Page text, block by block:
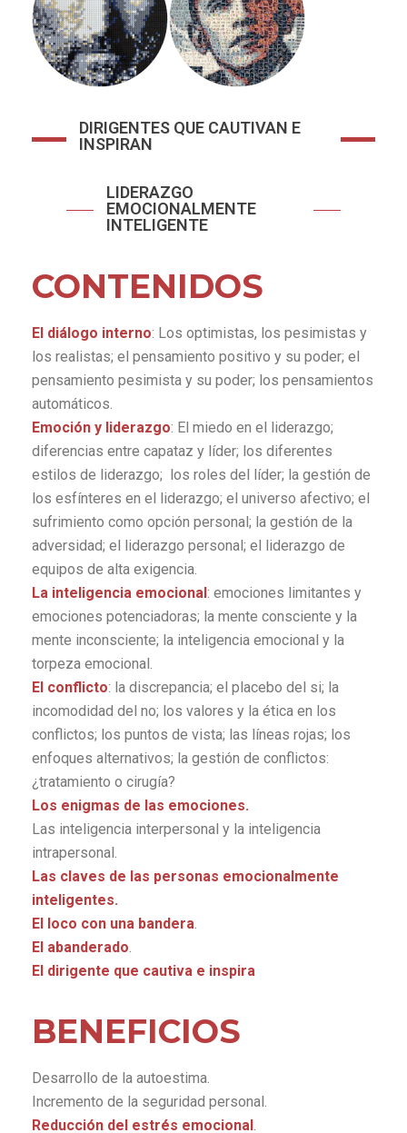
DIRIGENTES QUE CAUTIVAN E
INSPIRAN
LIDERAZGO
EMOCIONALMENTE
INTELIGENTE
CONTENIDOS
El diálogo interno: Los optimistas, los pesimistas y
los realistas; el pensamiento positivo y su poder; el
pensamiento pesimista y su poder; los pensamientos
automáticos.
Emoción y liderazgo: El miedo en el liderazgo;
diferencias entre capataz y líder; los diferentes
estilos de liderazgo; los roles del líder; la gestión de
los esfínteres en el liderazgo; el universo afectivo; el
sufrimiento como opción personal; la gestión de la
adversidad; el liderazgo personal; el liderazgo de
equipos de alta exigencia.
La inteligencia emocional: emociones limitantes y
emociones potenciadoras; la mente consciente y la
mente inconsciente; la inteligencia emocional y la
torpeza emocional.
El conflicto: la discrepancia; el placebo del si; la
incomodidad del no; los valores y la ética en los
conflictos; los puntos de vista; las líneas rojas; los
enfoques alternativos; la gestión de conflictos:
¿tratamiento o cirugía?
Los enigmas de las emociones.
Las inteligencia interpersonal y la inteligencia
intrapersonal.
Las claves de las personas emocionalmente
inteligentes.
El loco con una bandera.
El abanderado.
El dirigente que cautiva e inspira
BENEFICIOS
Desarrollo de la autoestima.
Incremento de la seguridad personal.
Reducción del estrés emocional.